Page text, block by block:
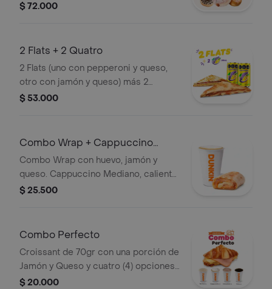
$ 72.000
2 Flats + 2 Quatro
2 Flats (uno con pepperoni y queso,
otro con jamón y queso) más 2
bebidas Quatro toronja de 269ml.
$ 53.000
Combo Wrap + Cappuccino
Mediano
Combo Wrap con huevo, jamón y
queso. Cappuccino Mediano, caliente
o frío.
$ 25.500
Combo Perfecto
Croissant de 70gr con una porción de
Jamón y Queso y cuatro (4) opciones
de bebida
$ 20.000